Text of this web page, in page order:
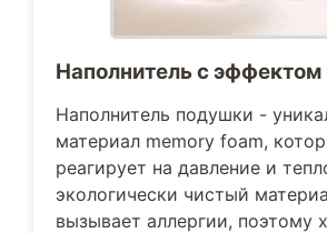
Наполнитель с эффектом
Наполнитель подушки -
материал memory foam,
реагирует на давление и
экологически чистый
вызывает аллергии, поэтому